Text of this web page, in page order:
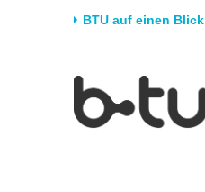
BTU auf einen Blick
Universität